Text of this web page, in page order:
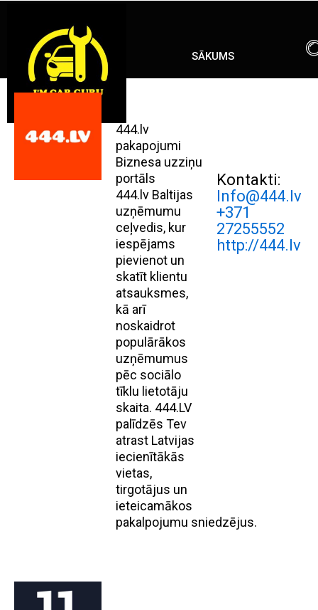
SĀKUMS
444.lv
pakapojumi
Biznesa uzziņu
portāls
444.lv Baltijas
uzņēmumu
ceļvedis, kur
iespējams
pievienot un
skatīt klientu
atsauksmes,
kā arī
noskaidrot
populārākos
uzņēmumus
pēc sociālo
tīklu lietotāju
skaita. 444.LV
palīdzēs Tev
atrast Latvijas
iecienītākās
vietas,
tirgotājus un
ieteicamākos
pakalpojumu sniedzējus.
Kontakti:
Info@444.lv
+371
27255552
http://444.lv